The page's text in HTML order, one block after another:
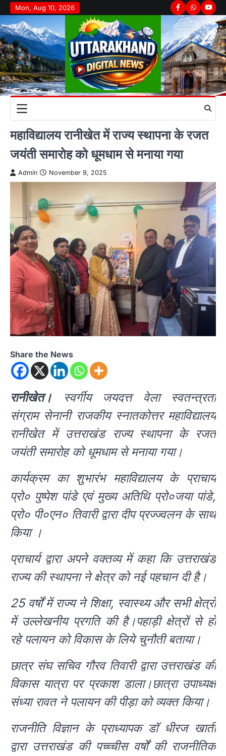
Skip
to
content
Mon, Aug 10, 2026 Facebook
Whatsapp
महाविद्यालय रानीखेत में राज्य स्थापना के रजत
जयंती समारोह को धूमधाम से मनाया गया
Admin November 9, 2025
Share the News
रानीखेत‌। स्वर्गीय जयदत्त वेला स्वतन्त्रता
संग्राम सेनानी राजकीय स्नातकोत्तर महाविद्यालय
रानीखेत में उत्तराखंड राज्य स्थापना के रजत
जयंती समारोह को धूमधाम से मनाया गया।
कार्यक्रम का शुभारंभ महाविद्यालय के प्राचार्य
प्रो० पुष्पेश पांडे एवं मुख्य अतिथि प्रो०जया पांडे,
प्रो० पी०एन० तिवारी द्वारा दीप प्रज्ज्वलन के साथ
किया ।
प्राचार्य द्वारा अपने वक्तव्य में कहा कि उत्तराखंड
राज्य की स्थापना ने क्षेत्र को नई पहचान दी है।
25 वर्षों में राज्य ने शिक्षा, स्वास्थ्य और सभी क्षेत्रों
में उल्लेखनीय प्रगति की है।पहाड़ी क्षेत्रों से हो
रहे पलायन को विकास के लिये चुनौती बताया।
छात्र संघ सचिव गौरव तिवारी द्वारा उत्तराखंड की
विकास यात्रा पर प्रकाश डाला।छात्रा उपाध्यक्ष
संध्या रावत ने पलायन की पीड़ा को व्यक्त किया।
राजनीति विज्ञान के प्राध्यापक डॉ धीरज खाती
द्वारा उत्तराखंड की पच्च्चीस वर्षों की राजनीतिक